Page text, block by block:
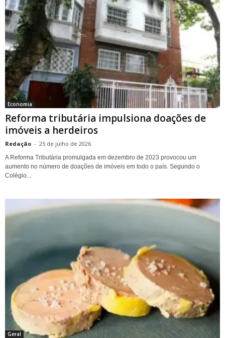
Economia
Reforma tributária impulsiona doações de
imóveis a herdeiros
Redação - 25 de julho de 2026
A Reforma Tributária promulgada em dezembro de 2023 provocou um
aumento no número de doações de imóveis em todo o país. Segundo o
Colégio...
Geral